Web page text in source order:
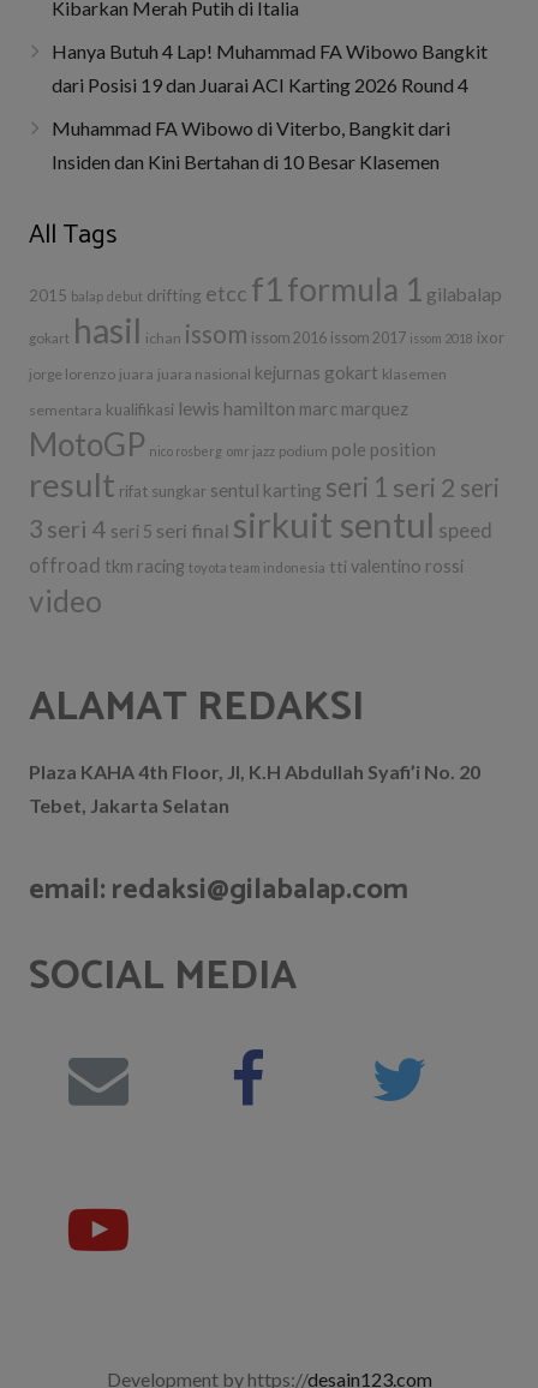
Kibarkan Merah Putih di Italia
Hanya Butuh 4 Lap! Muhammad FA Wibowo Bangkit
dari Posisi 19 dan Juarai ACI Karting 2026 Round 4
Muhammad FA Wibowo di Viterbo, Bangkit dari
Insiden dan Kini Bertahan di 10 Besar Klasemen
All Tags
2015 balap debut drifting etcc f1formula 1 gilabalap
gokart hasil ichan issom issom 2016 issom 2017 issom 2018 ixor
jorge lorenzo juara juara nasional kejurnas gokart klasemen
sementara kualifikasi lewis hamilton marc marquez
MotoGP nico rosberg omr jazz podium pole position
result rifat sungkar sentul karting seri 1 seri 2 seri
3 seri 4 seri 5 seri final sirkuit sentul speed
offroad tkm racing toyota team indonesia tti valentino rossi
video
ALAMAT REDAKSI
Plaza KAHA 4th Floor, Jl, K.H Abdullah Syafi’i No. 20
Tebet, Jakarta Selatan
email: redaksi@gilabalap.com
SOCIAL MEDIA
Development by https://desain123.com